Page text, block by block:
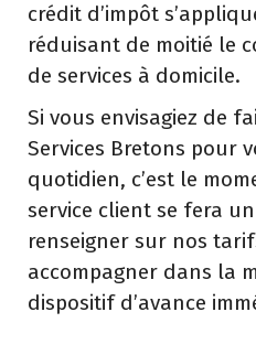
crédit d’impôt
réduisant de moitié le
de services à domicile.
Si vous envisagiez de
Services Bretons pour
quotidien, c’est le
service client se fera
renseigner sur nos
accompagner dans la
dispositif d’avance